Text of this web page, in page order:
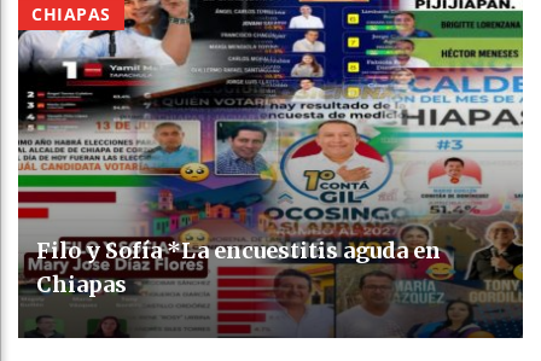
CHIAPAS
Filo y Sofía *La encuestitis aguda en
Chiapas